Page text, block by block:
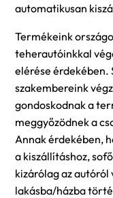
automatikusan
Termékeink
teherautóinkkal
elérése érdekében.
szakembereink
gondoskodnak a
meggyőzödnek a
Annak érdekében,
a kiszállításhoz,
kizárólag az
lakásba/házba